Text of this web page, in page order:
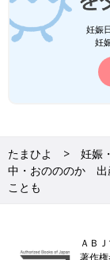
妊娠
妊
たまひよ 妊娠
中・おのののか 出
ことも
ＡＢ
著作